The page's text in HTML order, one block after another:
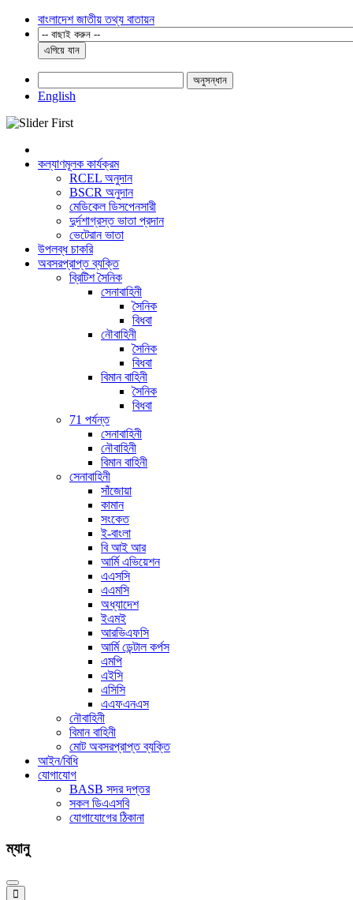
বাংলাদেশ জাতীয় তথ্য বাতায়ন
এগিয়ে যান
অনুসন্ধান
English
কল্যাণমূলক কার্যক্রম
RCEL অনুদান
BSCR অনুদান
মেডিকেল ডিসপেনসারী
দুর্দশাগ্রস্ত ভাতা প্রদান
ভেটেরান ভাতা
উপলব্ধ চাকরি
অবসরপ্রাপ্ত ব্যক্তি
ব্রিটিশ সৈনিক
সেনাবাহিনী
সৈনিক
বিধবা
নৌবাহিনী
সৈনিক
বিধবা
বিমান বাহিনী
সৈনিক
বিধবা
71 পর্যন্ত
সেনাবাহিনী
নৌবাহিনী
বিমান বাহিনী
সেনাবাহিনী
সাঁজোয়া
কামান
সংকেত
ই-বাংলা
বি আই আর
আর্মি এভিয়েশন
এএসসি
এএমসি
অধ্যাদেশ
ইএমই
আরভিএফসি
আর্মি ডেন্টাল কর্পস
এমপি
এইসি
এসিসি
এএফএনএস
নৌবাহিনী
বিমান বাহিনী
মোট অবসরপ্রাপ্ত ব্যক্তি
আইন/বিধি
যোগাযোগ
BASB সদর দপ্তর
সকল ডিএএসবি
যোগাযোগের ঠিকানা
ম্যানু